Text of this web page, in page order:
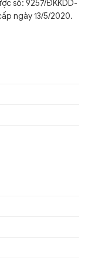
số: 9257/ĐKKDD-
ngày 13/5/2020.